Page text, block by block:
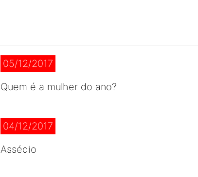
05/12/2017
Quem é a mulher do ano?
04/12/2017
Assédio